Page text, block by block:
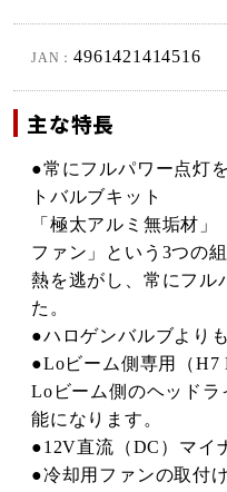
JAN：4961421414516
主な特長
●常にフルパワー点灯
トバルブキット
「極太アルミ無垢材
ファン」という3つの
熱を逃がし、常にフル
た。
●ハロゲンバルブより
●Loビーム側専用（H7
Loビーム側のヘッド
能になります。
●12V直流（DC）マイ
●冷却用ファンの取付